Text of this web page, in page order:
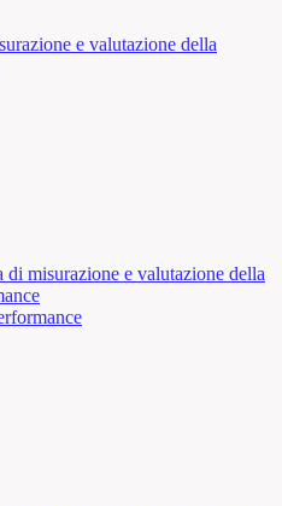
e valutazione della
di misurazione e valutazione della